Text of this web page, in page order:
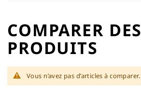
contenu
COMPARER DES
PRODUITS
Vous n’avez pas d’articles à comparer.